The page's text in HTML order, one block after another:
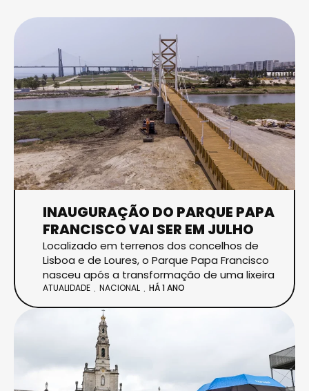
INAUGURAÇÃO DO PARQUE PAPA
FRANCISCO VAI SER EM JULHO
Localizado em terrenos dos concelhos de
Lisboa e de Loures, o Parque Papa Francisco
nasceu após a transformação de uma lixeira
ATUALIDADE NACIONAL HÁ 1 ANO